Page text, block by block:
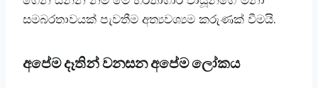
සමබරතාවයක් පැවතීම අත්‍යවශ්‍යම කරුණක් වීමයි.
අපේම දෑතින් වනසන අපේම ලෝකය